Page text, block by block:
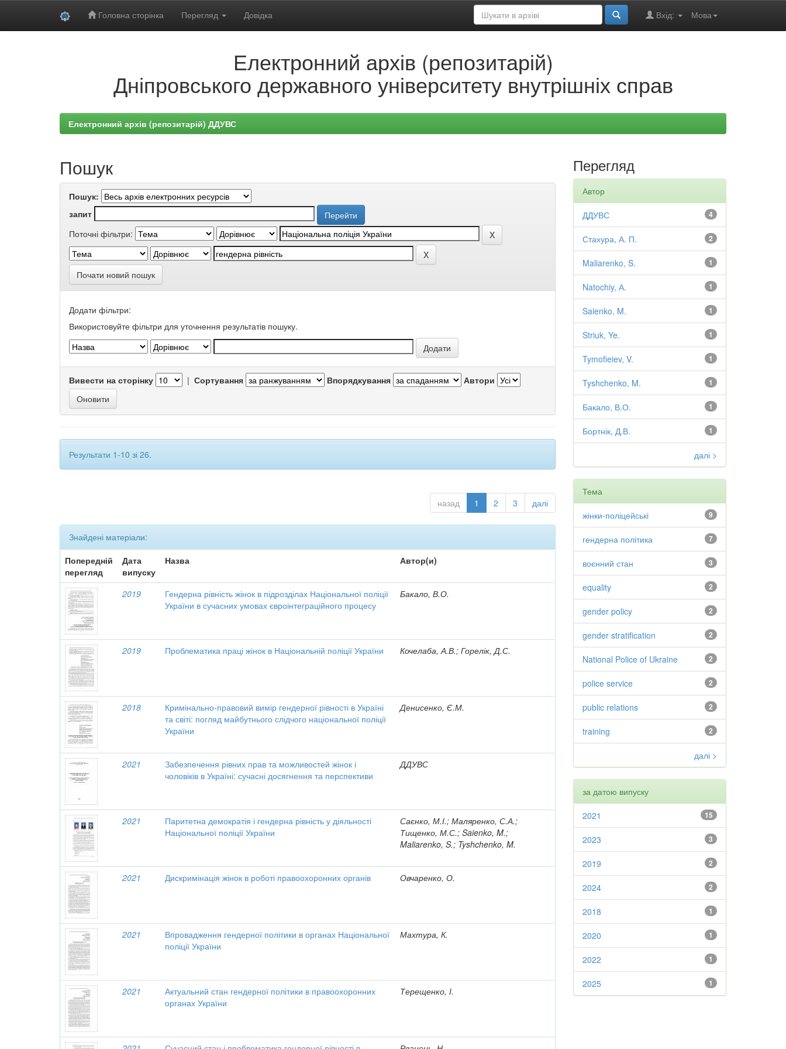
Головна сторінка Перегляд Довідка Мова
Вхід:
Електронний архів (репозитарій)
Дніпровського державного університету внутрішніх справ
Електронний архів (репозитарій) ДДУВС
Пошук
Пошук:
запит
Поточні фільтри:
Почати новий пошук
Додати фільтри:
Використовуйте фільтри для уточнення результатів пошуку.
Вивести на сторінку | Сортування Впорядкування Автори
Результати 1-10 зі 26.
назад 1 2 3 далі
Знайдені матеріали:
Попередній
перегляд
Дата
випуску
Назва Автор(и)
2019
Гендерна рівність жінок в підрозділах Національної поліції
України в сучасних умовах євроінтеграційного процесу
Бакало, В.О.
2019 Проблематика праці жінок в Національній поліції України Кочелаба, А.В.; Горелік, Д.С.
2018
Кримінально-правовий вимір гендерної рівності в Україні
та світі: погляд майбутнього слідчого національної поліції
України
Денисенко, Є.М.
2021
Забезпечення рівних прав та можливостей жінок і
чоловіків в Україні: сучасні досягнення та перспективи
ДДУВС
2021
Паритетна демократія і гендерна рівність у діяльності
Національної поліції України
Саєнко, М.І.; Маляренко, С.А.;
Тищенко, М.С.; Saienko, M.;
Maliarenko, S.; Tyshchenko, M.
2021 Дискримінація жінок в роботі правоохоронних органів Овчаренко, О.
2021
Впровадження гендерної політики в органах Національної
поліції України
Махтура, К.
2021
Актуальний стан гендерної політики в правоохоронних
органах України
Терещенко, І.
Перегляд
Автор
4
ДДУВС
2
Стахура, А. П.
1
Maliarenko, S.
1
Natochiy, А.
1
Saienko, M.
1
Striuk, Ye.
1
Tymofieiev, V.
1
Tyshchenko, M.
1
Бакало, В.О.
1
Бортнік, Д.В.
далі >
Тема
9
жінки-поліцейські
7
гендерна політика
3
воєнний стан
2
equality
2
gender policy
2
gender stratification
2
National Police of Ukraine
2
police service
2
public relations
2
training
далі >
за датою випуску
15
2021
3
2023
2
2019
2
2024
1
2018
1
2020
1
2022
1
2025